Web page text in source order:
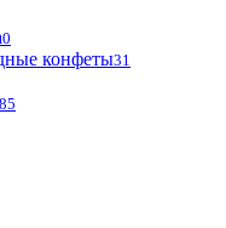
0
конфеты31
85